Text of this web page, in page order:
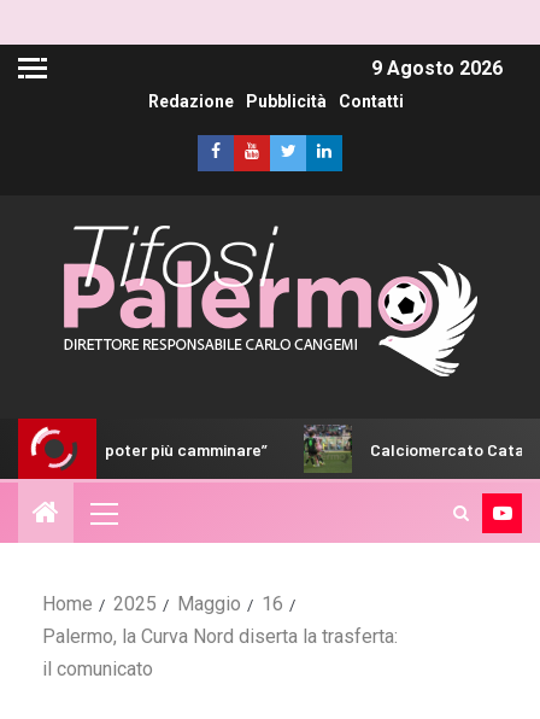
9 Agosto 2026
Redazione Pubblicità Contatti
più camminare” Calciomercato Catanzaro, fumata
Home 2025 Maggio
16
Palermo, la Curva Nord diserta la trasferta:
il comunicato